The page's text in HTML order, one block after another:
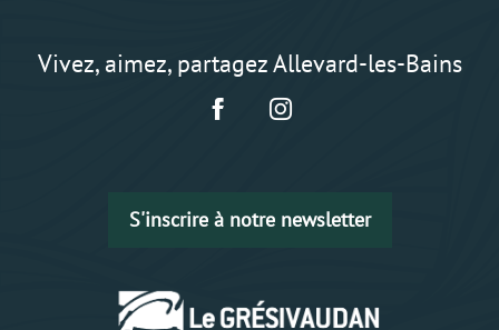
Vivez, aimez, partagez Allevard-les-Bains
S'inscrire à notre newsletter